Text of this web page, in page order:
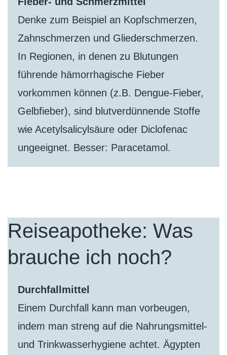
Denke zum Beispiel an Kopfschmerzen,
Zahnschmerzen und Gliederschmerzen.
In Regionen, in denen zu Blutungen
führende hämorrhagische Fieber
vorkommen können (z.B. Dengue-Fieber,
Gelbfieber), sind blutverdünnende Stoffe
wie Acetylsalicylsäure oder Diclofenac
ungeeignet. Besser: Paracetamol.
Reiseapotheke: Was
brauche ich noch?
Durchfallmittel
Einem Durchfall kann man vorbeugen,
indem man streng auf die Nahrungsmittel-
und Trinkwasserhygiene achtet. Ägypten